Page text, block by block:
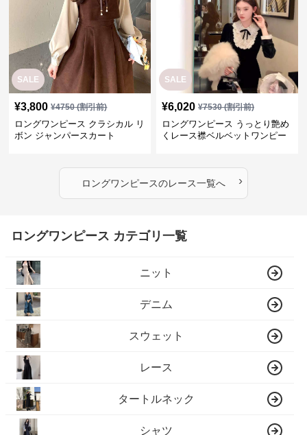
SALE
¥3,800 ¥4750(割引前)
ロングワンピース クラシカル リ
ボン ジャンパースカート
SALE
¥6,020 ¥7530(割引前)
ロングワンピース うっとり艶め
くレース襟ベルベットワンピー
ロングワンピースのレース一覧へ ›
ロングワンピース カテゴリ一覧
ニット
デニム
スウェット
レース
タートルネック
シャツ